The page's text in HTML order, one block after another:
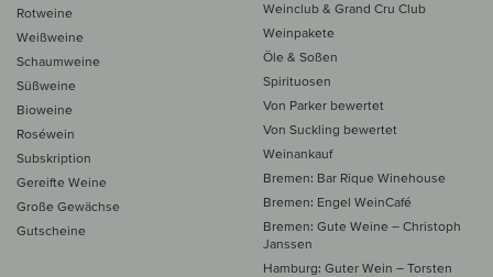
Rotweine
Weißweine
Schaumweine
Süßweine
Bioweine
Roséwein
Subskription
Gereifte Weine
Große Gewächse
Gutscheine
Weinclub & Grand Cru Club
Weinpakete
Öle & Soßen
Spirituosen
Von Parker bewertet
Von Suckling bewertet
Weinankauf
Bremen: Bar Rique Winehouse
Bremen: Engel WeinCafé
Bremen: Gute Weine – Christoph
Janssen
Hamburg: Guter Wein – Torsten